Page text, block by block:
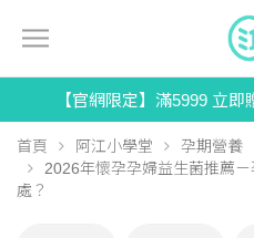
【官網限定】滿5999 立
首頁 阿江小學堂
孕期營養
2026年懷孕孕婦益生菌推薦
處？